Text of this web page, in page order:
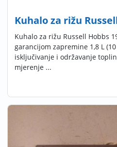
Kuhalo za rižu
Kuhalo za rižu Russell Hobbs
garancijom zapremine 1,8 L
isključivanje i održavanje
mjerenje ...